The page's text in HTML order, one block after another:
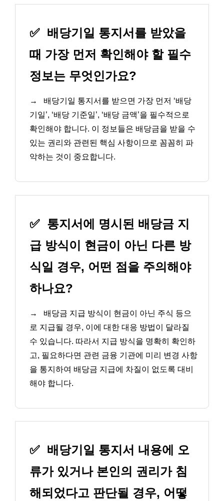
✅ 배당기일 통지서를 받았을
때 가장 먼저 확인해야 할 필수
정보는 무엇인가요?
→
배당기일 통지서를 받으면 가장 먼저 ‘배당
기일’, ‘배당 기준일’, ‘배당 금액’을 필수적으로
확인해야 합니다. 이 정보들은 배당금을 받을 수
있는 권리와 관련된 핵심 사항이므로 꼼꼼히 파
악하는 것이 중요합니다.
✅ 통지서에 명시된 배당금 지
급 방식이 현금이 아닌 다른 방
식일 경우, 어떤 점을 주의해야
하나요?
→
배당금 지급 방식이 현금이 아닌 주식 등으
로 지급될 경우, 이에 대한 대응 방법이 달라질
수 있습니다. 따라서 지급 방식을 명확히 확인하
고, 필요하다면 관련 금융 기관에 미리 변경 사항
을 통지하여 배당금 지급에 차질이 없도록 대비
해야 합니다.
✅ 배당기일 통지서 내용에 오
류가 있거나 본인의 권리가 침
해되었다고 판단될 경우, 어떻